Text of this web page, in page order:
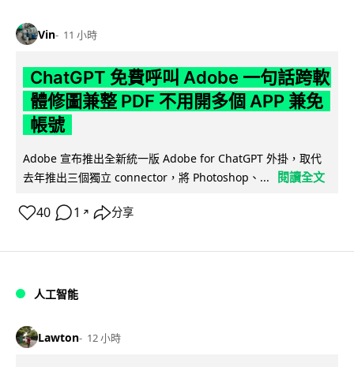
Vin 11 小時
ChatGPT 免費呼叫 Adobe 一句話跨軟
體修圖兼整 PDF 不用開多個 APP 兼免
帳號
Adobe 宣布推出全新統一版 Adobe for ChatGPT 外掛，取代
去年推出三個獨立 connector，將 Photoshop、...
閱讀全文
40 1 ↗ 分享
人工智能
Lawton 12 小時